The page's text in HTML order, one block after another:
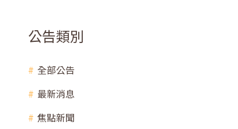
公告類別
全部公告
最新消息
焦點新聞